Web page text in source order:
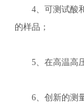
4、可测试酸和
的样品；
5、在高温高压
6、创新的测量